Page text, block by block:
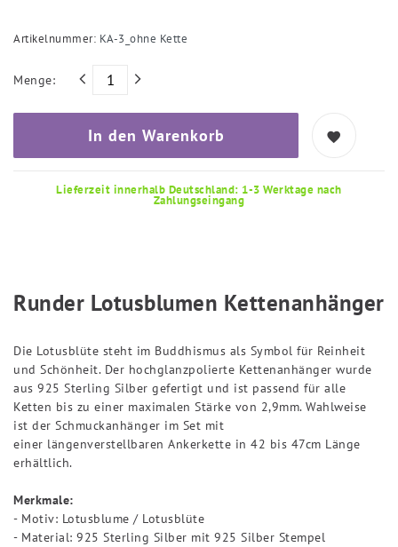
Artikelnummer: KA-3_ohne Kette
Menge:
In den Warenkorb
Lieferzeit innerhalb Deutschland: 1-3 Werktage nach
Zahlungseingang
Runder Lotusblumen Kettenanhänger
Die Lotusblüte steht im Buddhismus als Symbol für Reinheit
und Schönheit. Der hochglanzpolierte Kettenanhänger wurde
aus 925 Sterling Silber gefertigt und ist passend für alle
Ketten bis zu einer maximalen Stärke von 2,9mm. Wahlweise
ist der Schmuckanhänger im Set mit
einer längenverstellbaren Ankerkette in 42 bis 47cm Länge
erhältlich.
Merkmale:
- Motiv: Lotusblume / Lotusblüte
- Material: 925 Sterling Silber mit 925 Silber Stempel